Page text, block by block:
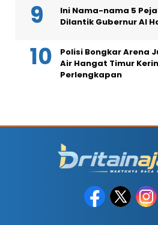
Ini Nama-nama 5
Dilantik Gubernur Al
Polisi Bongkar Arena
Air Hangat Timur
Perlengkapan